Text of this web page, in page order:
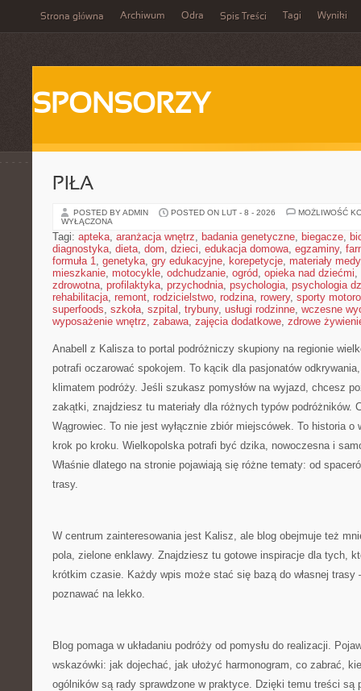
Strona główna Archiwum Odra Spis Treści Tagi Wyniki
SPONSORZY
PIŁA
POSTED BY ADMIN POSTED ON LUT - 8 - 2026
MOŻLIWOŚĆ
WYŁĄCZONA
Tagi: apteka, aranżacja wnętrz, badania genetyczne, biegacze,
diagnostyka, dieta, dom, dzieci, edukacja domowa, egzaminy,
formuła 1, genetyka, gry edukacyjne, korepetycje, materiały
mieszkanie, motocykle, odchudzanie, ogród, opieka nad dziećmi,
zdrowotna, profilaktyka, przychodnia, psychologia, psychologia
rehabilitacja, remont, rodzicielstwo, rodzina, rowery, sporty
superfoods, szkoła, szpital , trybuny, usługi rodzinne, wczesne
wyposażenie wnętrz, zabawa, zajęcia dodatkowe, zdrowe
Anabell z Kalisza to portal podróżniczy skupiony na regionie
potrafi oczarować spokojem. To kącik dla pasjonatów
klimatem podróży. Jeśli szukasz pomysłów na wyjazd, chcesz
zakątki, znajdziesz tu materiały dla różnych typów podróżników.
Wągrowiec. To nie jest wyłącznie zbiór miejscówek. To historia o
krok po kroku. Wielkopolska potrafi być dzika, nowoczesna i
Właśnie dlatego na stronie pojawiają się różne tematy: od
trasy.
W centrum zainteresowania jest Kalisz, ale blog obejmuje też
pola, zielone enklawy. Znajdziesz tu gotowe inspiracje dla tych,
krótkim czasie. Każdy wpis może stać się bazą do własnej trasy
poznawać na lekko.
Blog pomaga w układaniu podróży od pomysłu do realizacji.
wskazówki: jak dojechać, jak ułożyć harmonogram, co zabrać,
ogólników są rady sprawdzone w praktyce. Dzięki temu treści są